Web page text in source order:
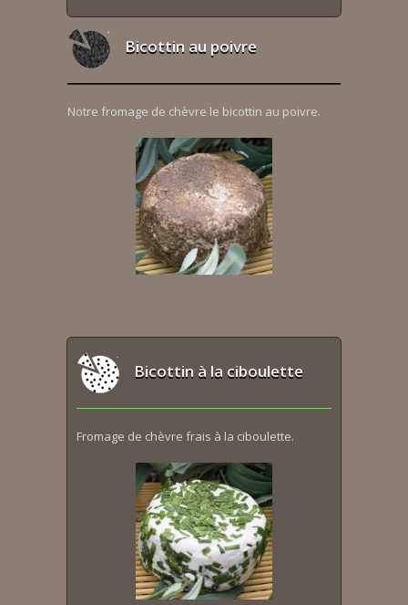
Bicottin au poivre
Notre fromage de chèvre le bicottin au poivre.
Bicottin à la ciboulette
Fromage de chèvre frais à la ciboulette.